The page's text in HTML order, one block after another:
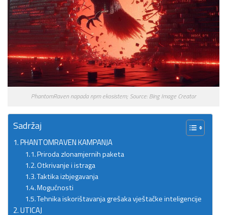
PhantomRaven napada npm ekosistem; Source: Bing Image Creator
Sadržaj
PHANTOMRAVEN KAMPANJA
Priroda zlonamjernih paketa
Otkrivanje i istraga
Taktika izbjegavanja
Mogućnosti
Tehnika iskorištavanja grešaka vještačke inteligencije
UTICAJ